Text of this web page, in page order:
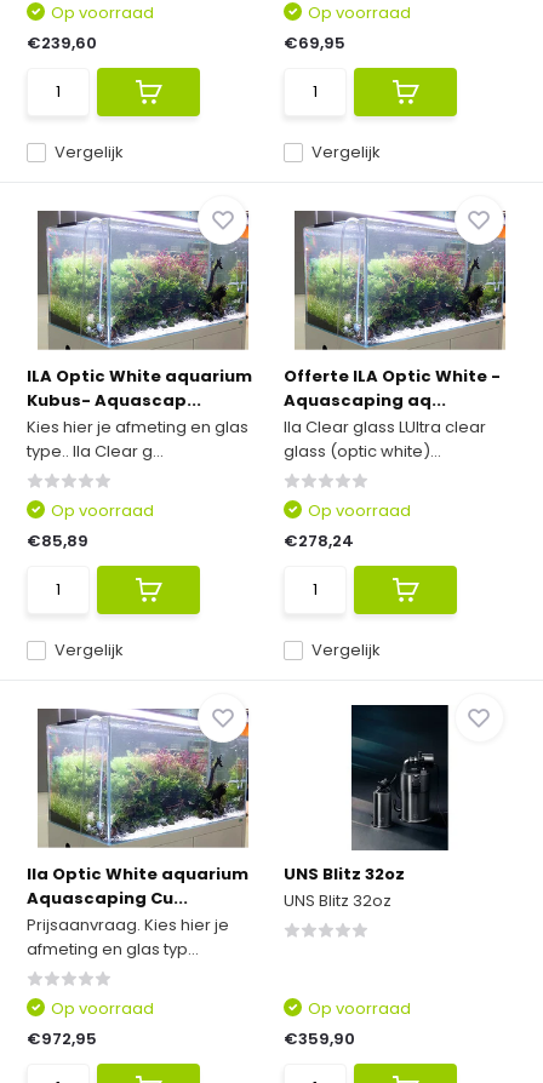
Vergelijk
Op voorraad
€239,60
Vergelijk
Op voorraad
€69,95
ILA Optic White aquarium
Kubus- Aquascap...
Kies hier je afmeting en glas
type.. Ila Clear g...
Vergelijk
Op voorraad
€85,89
Offerte ILA Optic White -
Aquascaping aq...
Ila Clear glass LUltra clear
glass (optic white)...
Vergelijk
Op voorraad
€278,24
Ila Optic White aquarium
Aquascaping Cu...
Prijsaanvraag. Kies hier je
afmeting en glas typ...
Op voorraad
€972,95
UNS Blitz 32oz
UNS Blitz 32oz
Op voorraad
€359,90